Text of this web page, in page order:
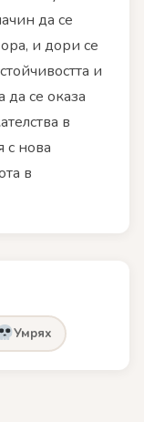
да се
и дори се
и
се оказа
в
с нова
в
Умрях